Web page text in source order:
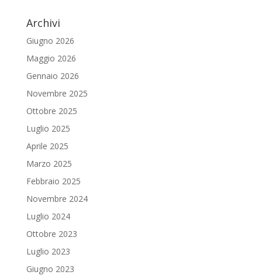
Archivi
Giugno 2026
Maggio 2026
Gennaio 2026
Novembre 2025
Ottobre 2025
Luglio 2025
Aprile 2025
Marzo 2025
Febbraio 2025
Novembre 2024
Luglio 2024
Ottobre 2023
Luglio 2023
Giugno 2023